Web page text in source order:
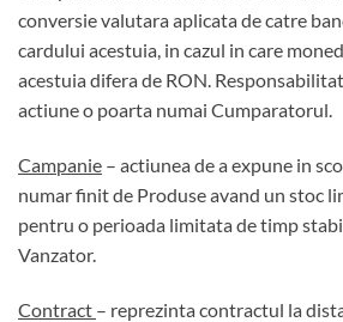
conversie valutara aplicata de catre
cardului acestuia, in cazul in care
acestuia difera de RON.
actiune o poarta numai Cumparatorul.
Campanie – actiunea de a expune in
numar finit de Produse avand un stoc
pentru o perioada limitata de timp
Vanzator.
Contract – reprezinta contractul la